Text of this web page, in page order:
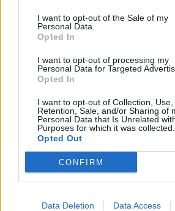
I want to opt-out of the Sale of my
Personal Data.
Opted In
I want to opt-out of processing my
Personal Data for Targeted
Opted In
I want to opt-out of Collection, Use,
Retention, Sale, and/or Sharing of
Personal Data that Is Unrelated
Purposes for which it was collected.
Opted Out
CONFIRM
Data Deletion Data Access